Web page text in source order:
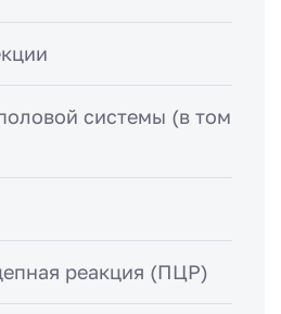
системы (в том
реакция (ПЦР)